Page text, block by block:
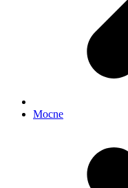
Mocne